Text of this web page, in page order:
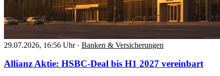
29.07.2026, 16:56 Uhr · Banken & Versicherungen
Allianz Aktie: HSBC-Deal bis H1 2027 vereinbart